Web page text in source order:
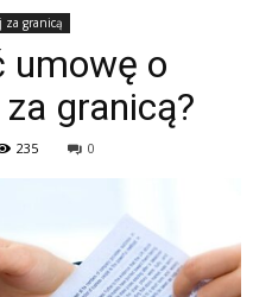
za granicą
umowę o
granicą?
235 0